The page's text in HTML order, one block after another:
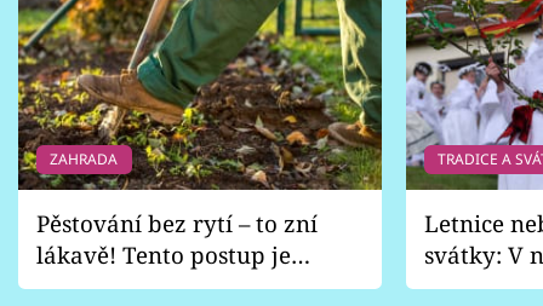
ZAHRADA
Pěstování bez rytí – to zní
lákavě! Tento postup je
vhodný jen pro některé
TRADICE A
Letnice
svátky: V
pondělí